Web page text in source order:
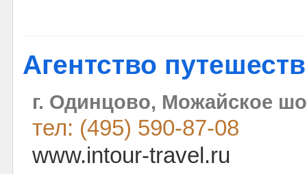
Агентство
г. Одинцово, Можайское
тел: (495) 590-87-08
www.intour-travel.ru